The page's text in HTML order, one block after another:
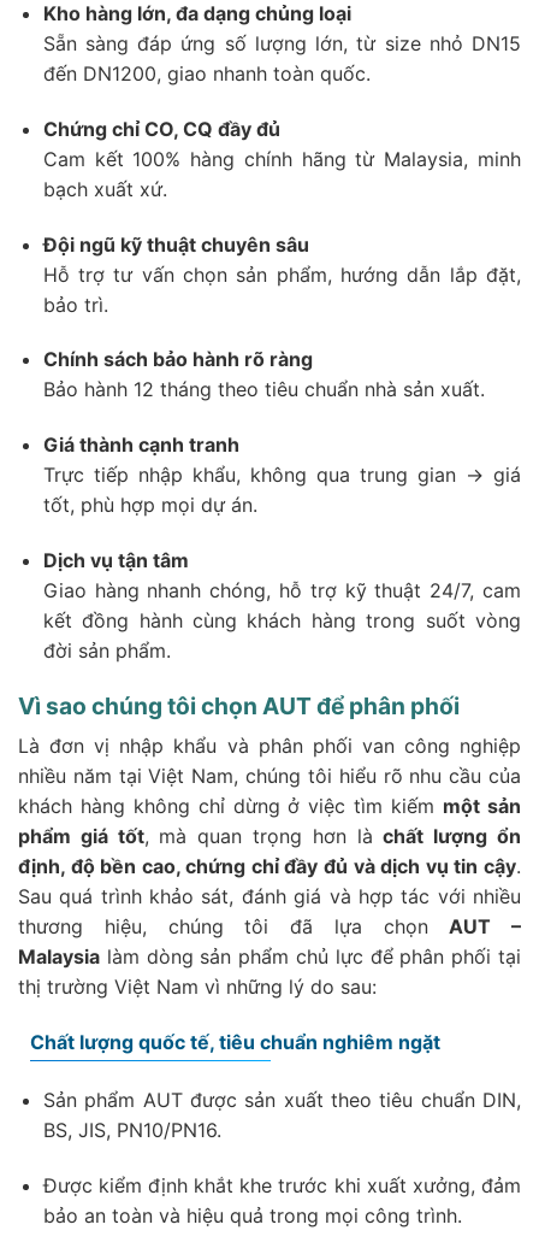
Kho hàng lớn, đa dạng chủng loại
Sẵn sàng đáp ứng số lượng lớn, từ size nhỏ DN15
đến DN1200, giao nhanh toàn quốc.
Chứng chỉ CO, CQ đầy đủ
Cam kết 100% hàng chính hãng từ Malaysia, minh
bạch xuất xứ.
Đội ngũ kỹ thuật chuyên sâu
Hỗ trợ tư vấn chọn sản phẩm, hướng dẫn lắp đặt,
bảo trì.
Chính sách bảo hành rõ ràng
Bảo hành 12 tháng theo tiêu chuẩn nhà sản xuất.
Giá thành cạnh tranh
Trực tiếp nhập khẩu, không qua trung gian → giá
tốt, phù hợp mọi dự án.
Dịch vụ tận tâm
Giao hàng nhanh chóng, hỗ trợ kỹ thuật 24/7, cam
kết đồng hành cùng khách hàng trong suốt vòng
đời sản phẩm.
Vì sao chúng tôi chọn AUT để phân phối
Là đơn vị nhập khẩu và phân phối van công nghiệp
nhiều năm tại Việt Nam, chúng tôi hiểu rõ nhu cầu của
khách hàng không chỉ dừng ở việc tìm kiếm một sản
phẩm giá tốt, mà quan trọng hơn làchất lượng ổn
định, độ bền cao, chứng chỉ đầy đủ và dịch vụ tin cậy.
Sau quá trình khảo sát, đánh giá và hợp tác với nhiều
thương hiệu, chúng tôi đã lựa chọnAUT –
Malaysia làm dòng sản phẩm chủ lực để phân phối tại
thị trường Việt Nam vì những lý do sau:
Chất lượng quốc tế, tiêu chuẩn nghiêm ngặt
Sản phẩm AUT được sản xuất theo tiêu chuẩn DIN,
BS, JIS, PN10/PN16.
Được kiểm định khắt khe trước khi xuất xưởng, đảm
bảo an toàn và hiệu quả trong mọi công trình.